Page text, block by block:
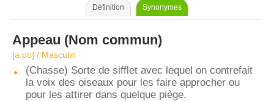
Définition Synonymes
Appeau (Nom commun)
[a.po] / Masculin
(Chasse) Sorte de sifflet avec lequel on contrefait
la voix des oiseaux pour les faire approcher ou
pour les attirer dans quelque piège.